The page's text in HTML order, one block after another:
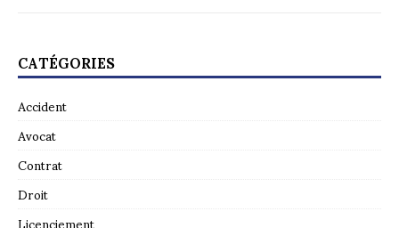
CATÉGORIES
Accident
Avocat
Contrat
Droit